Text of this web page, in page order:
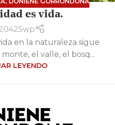
es vida.
en la naturaleza sigue
el valle, el bosq...
LEYENDO